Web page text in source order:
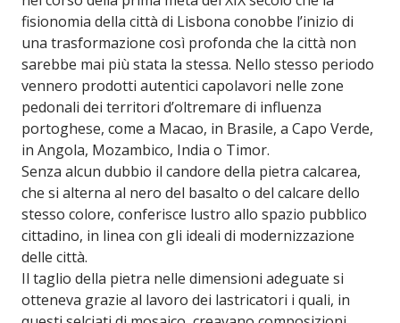
fisionomia della città di Lisbona conobbe l’inizio di
una trasformazione così profonda che la città non
sarebbe mai più stata la stessa. Nello stesso periodo
vennero prodotti autentici capolavori nelle zone
pedonali dei territori d’oltremare di influenza
portoghese, come a Macao, in Brasile, a Capo Verde,
in Angola, Mozambico, India o Timor.
Senza alcun dubbio il candore della pietra calcarea,
che si alterna al nero del basalto o del calcare dello
stesso colore, conferisce lustro allo spazio pubblico
cittadino, in linea con gli ideali di modernizzazione
delle città.
Il taglio della pietra nelle dimensioni adeguate si
otteneva grazie al lavoro dei lastricatori i quali, in